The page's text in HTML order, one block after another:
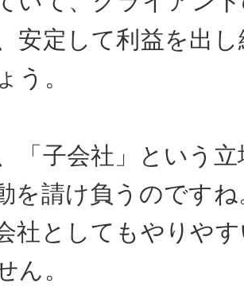
安定して利益を出
う。
「子会社」という
を請け負うのです
社としてもやりや
ん。